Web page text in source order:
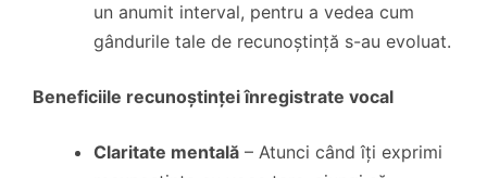
un anumit interval, pentru a vedea cum
gândurile tale de recunoștință s-au evoluat.
Beneficiile recunoștinței înregistrate vocal
Claritate mentală – Atunci când îți exprimi